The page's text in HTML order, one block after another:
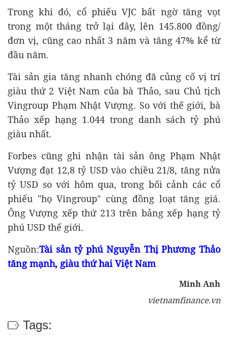
Trong khi đó, cổ phiếu VJC bất ngờ tăng vọt
trong một tháng trở lại đây, lên 145.800 đồng/
đơn vị, cũng cao nhất 3 năm và tăng 47% kể từ
đầu năm.
Tài sản gia tăng nhanh chóng đã củng cố vị trí
giàu thứ 2 Việt Nam của bà Thảo, sau Chủ tịch
Vingroup Phạm Nhật Vượng. So với thế giới, bà
Thảo xếp hạng 1.044 trong danh sách tỷ phú
giàu nhất.
Forbes cũng ghi nhận tài sản ông Phạm Nhật
Vượng đạt 12,8 tỷ USD vào chiều 21/8, tăng nửa
tỷ USD so với hôm qua, trong bối cảnh các cổ
phiếu "họ Vingroup" cùng đồng loạt tăng giá.
Ông Vượng xếp thứ 213 trên bảng xếp hạng tỷ
phú USD thế giới.
Nguồn:Tài sản tỷ phú Nguyễn Thị Phương Thảo
tăng mạnh, giàu thứ hai Việt Nam
Minh Anh
vietnamfinance.vn
Tags: